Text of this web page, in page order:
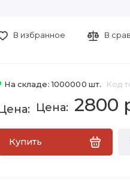
На складе: 1000000 шт. Код
2800
Купить
В избранное В